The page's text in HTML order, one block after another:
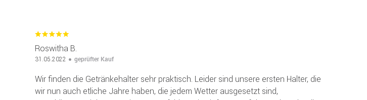
Roswitha B.
31.05.2022 geprüfter Kauf
Wir finden die Getränkehalter sehr praktisch. Leider sind unsere ersten Halter, die
wir nun auch etliche Jahre haben, die jedem Wetter ausgesetzt sind,